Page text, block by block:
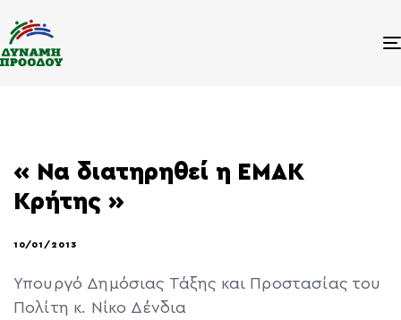
« Να διατηρηθεί η ΕΜΑΚ
Κρήτης »
10/01/2013
Υπουργό Δημόσιας Τάξης και Προστασίας του
Πολίτη κ. Νίκο Δένδια